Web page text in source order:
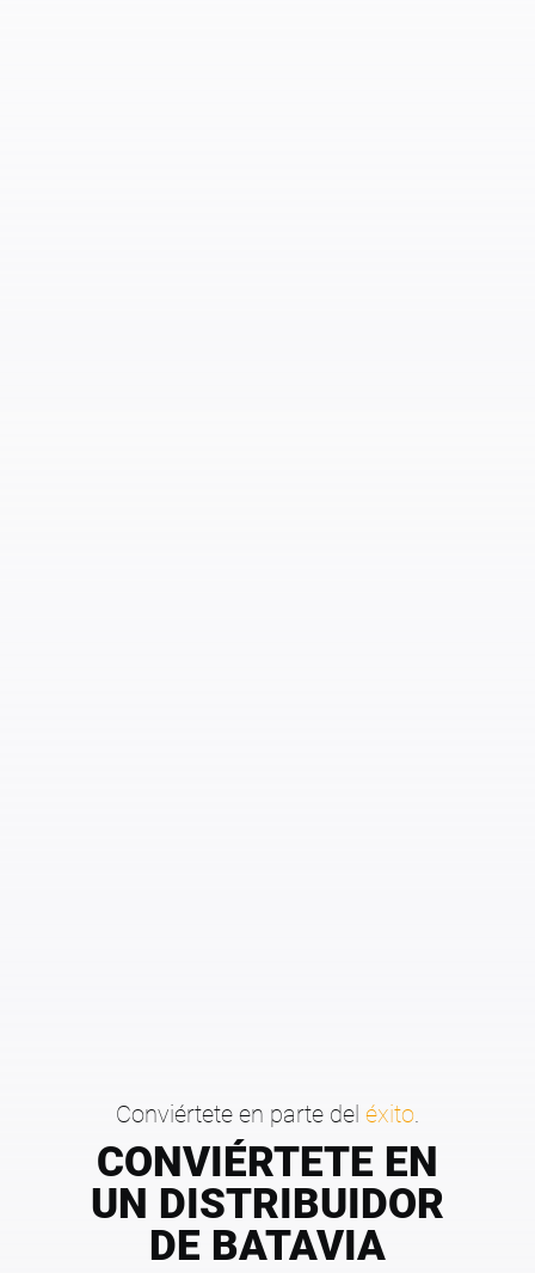
Conviértete en parte del éxito
CONVIÉRTETE EN
UN DISTRIBUIDOR
DE BATAVIA